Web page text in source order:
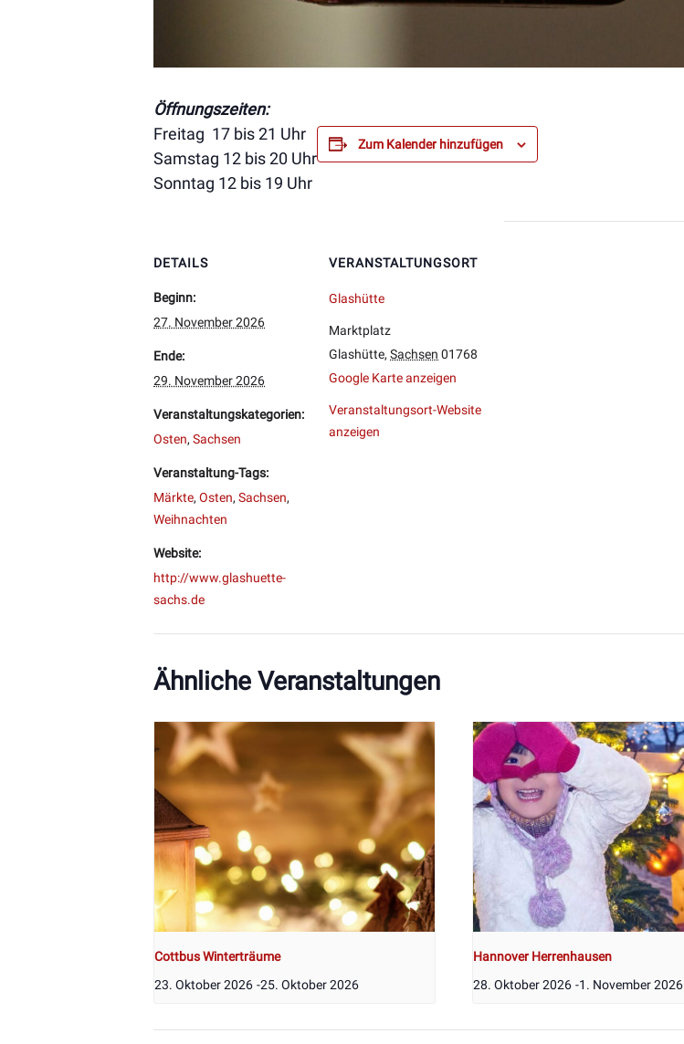
Öffnungszeiten:
Freitag 17 bis 21 Uhr
Samstag 12 bis 20 Uhr
Sonntag 12 bis 19 Uhr
Zum Kalender hinzufügen
DETAILS
Beginn:
27. November 2026
Ende:
29. November 2026
Veranstaltungskategorien:
Osten, Sachsen
Veranstaltung-Tags:
Märkte, Osten, Sachsen,
Weihnachten
Website:
http://www.glashuette-
sachs.de
VERANSTALTUNGSORT
Glashütte
Marktplatz
Glashütte, Sachsen 01768
Google Karte anzeigen
Veranstaltungsort-Website
anzeigen
Ähnliche Veranstaltungen
Cottbus Winterträume
23. Oktober 2026 -25. Oktober 2026
Hannover Herrenhausen
28. Oktober 2026 -1. November 2026